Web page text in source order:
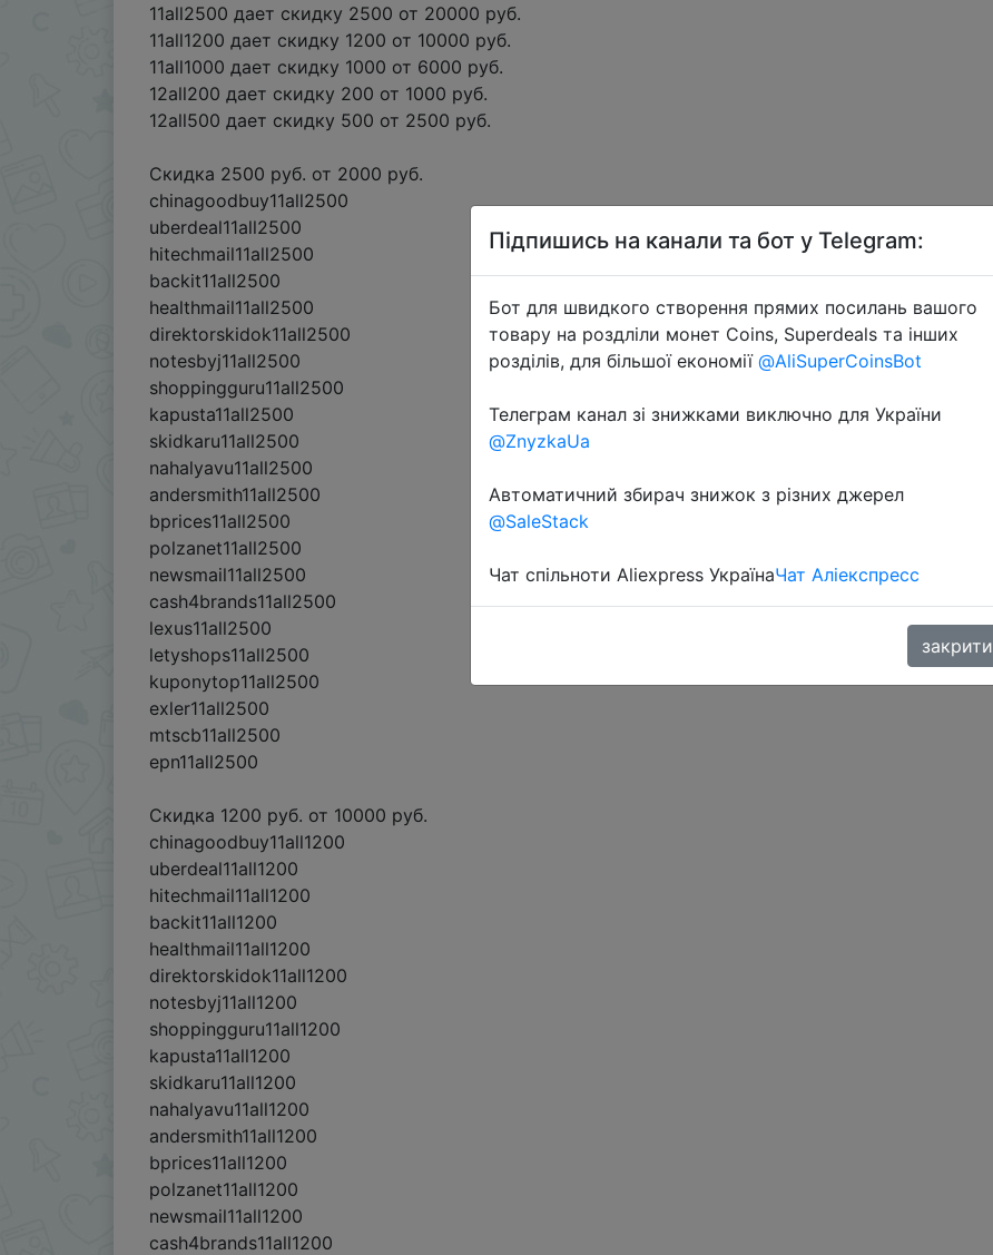
11all2500 дает скидку 2500 от 20000 руб.
11all1200 дает скидку 1200 от 10000 руб.
11all1000 дает скидку 1000 от 6000 руб.
12all200 дает скидку 200 от 1000 руб.
12all500 дает скидку 500 от 2500 руб.
Cкидка 2500 руб. от 2000 руб.
chinagoodbuy11all2500
uberdeal11all2500
hitechmail11all2500
backit11all2500
healthmail11all2500
direktorskidok11all2500
notesbyj11all2500
shoppingguru11all2500
kapusta11all2500
skidkaru11all2500
nahalyavu11all2500
andersmith11all2500
bprices11all2500
polzanet11all2500
newsmail11all2500
cash4brands11all2500
lexus11all2500
letyshops11all2500
kuponytop11all2500
exler11all2500
mtscb11all2500
epn11all2500
Cкидка 1200 руб. от 10000 руб.
chinagoodbuy11all1200
uberdeal11all1200
hitechmail11all1200
backit11all1200
healthmail11all1200
direktorskidok11all1200
notesbyj11all1200
shoppingguru11all1200
kapusta11all1200
skidkaru11all1200
nahalyavu11all1200
andersmith11all1200
bprices11all1200
polzanet11all1200
newsmail11all1200
cash4brands11all1200
Підпишись на канали та бот у Telegram:
Бот для швидкого створення прямих посилань вашого
товару на роздліли монет Coins, Superdeals та інших
розділів, для більшої економії @AliSuperCoinsBot
Телеграм канал зі знижками виключно для України
@ZnyzkaUa
Автоматичний збирач знижок з різних джерел
@SaleStack
Чат спільноти Aliexpress УкраїнаЧат Аліекспресс
закрити